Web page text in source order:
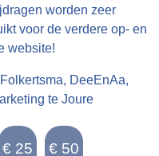
een van de
de late
van 1135 kg is
klokkenstoel in
klok was van
sein om op te
of om te gaan
worden zeer
voor de verdere op- en
website!
DeeEnAa,
te Joure